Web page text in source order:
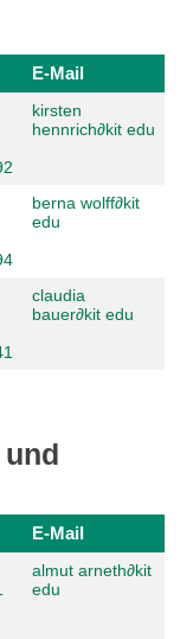
E-Mail
kirsten
hennrich∂kit edu
berna wolff∂kit
edu
claudia
bauer∂kit edu
E-Mail
almut arneth∂kit
edu